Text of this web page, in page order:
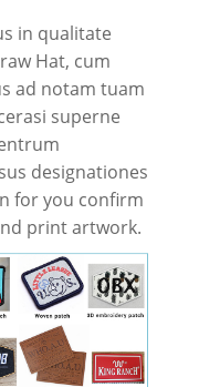
in qualitate
Hat, cum
ad notam tuam
superne
designationes
for you confirm
print artwork.